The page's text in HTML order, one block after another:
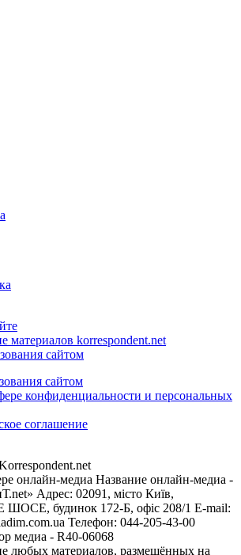
материалов korrespondent.net
сайтом
сайтом
конфиденциальности и персональных
соглашение
онлайн-медиа Название онлайн-медиа -
Адрес: 02091, місто Київ,
будинок 172-Б, офіс 208/1 E-mail:
Телефон: 044-205-43-00
медиа - R40-06068
любых материалов, размещённых на